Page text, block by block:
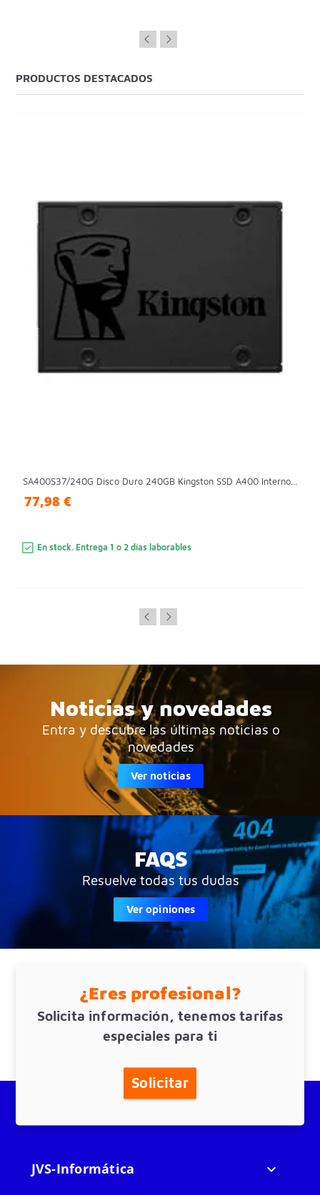
PRODUCTOS DESTACADOS
SA400S37/240G Disco Duro 240GB Kingston SSD A400 Interno...
77,98 €
En stock. Entrega 1 o 2 días laborables
Noticias y novedades
Entra y descubre las últimas noticias o
novedades
Ver noticias
FAQS
Resuelve todas tus dudas
Ver opiniones
¿Eres profesional?
Solicita información, tenemos tarifas
especiales para ti
Solicitar
JVS-Informática 